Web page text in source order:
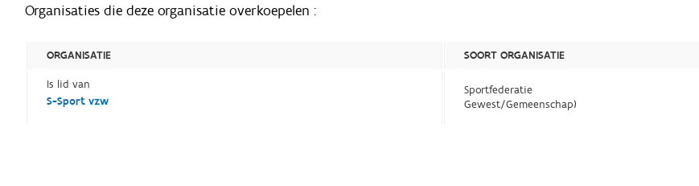
Organisaties die deze organisatie overkoepelen :
ORGANISATIE
SOORT ORGANISATIE
Is lid van
S-Sport vzw
Sportfederatie
Gewest/Gemeenschap)